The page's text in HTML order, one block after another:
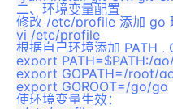
二、环境变量配置
修改 /etc/profile 添加 go
根据自己环境添加 PATH ,
export PATH=$PATH:/
export GOPATH=/root/
使环境变量生效：